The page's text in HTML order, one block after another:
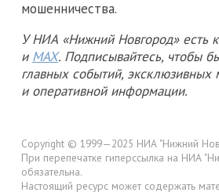
мошенничества.
У НИА «Нижний Новгород» есть
и MAX. Подписывайтесь, чтобы
главных событий, эксклюзивных
и оперативной информации.
Copyright © 1999—2025 НИА "Нижний
При перепечатке гиперссылка на НИА
обязательна.
Настоящий ресурс может содержать